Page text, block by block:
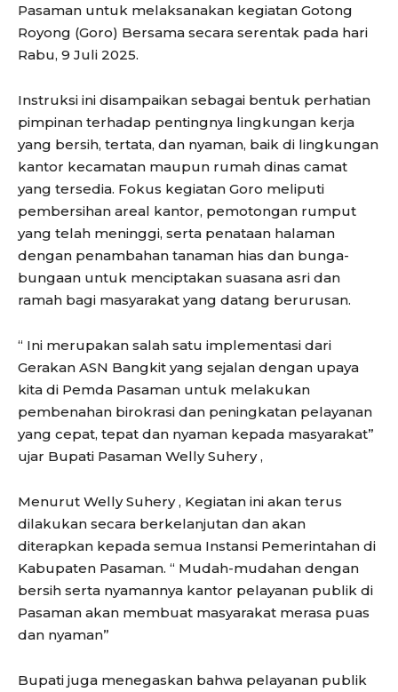
Pasaman untuk melaksanakan kegiatan Gotong
Royong (Goro) Bersama secara serentak pada hari
Rabu, 9 Juli 2025.
Instruksi ini disampaikan sebagai bentuk perhatian
pimpinan terhadap pentingnya lingkungan kerja
yang bersih, tertata, dan nyaman, baik di lingkungan
kantor kecamatan maupun rumah dinas camat
yang tersedia. Fokus kegiatan Goro meliputi
pembersihan areal kantor, pemotongan rumput
yang telah meninggi, serta penataan halaman
dengan penambahan tanaman hias dan bunga-
bungaan untuk menciptakan suasana asri dan
ramah bagi masyarakat yang datang berurusan.
“ Ini merupakan salah satu implementasi dari
Gerakan ASN Bangkit yang sejalan dengan upaya
kita di Pemda Pasaman untuk melakukan
pembenahan birokrasi dan peningkatan pelayanan
yang cepat, tepat dan nyaman kepada masyarakat”
ujar Bupati Pasaman Welly Suhery ,
Menurut Welly Suhery , Kegiatan ini akan terus
dilakukan secara berkelanjutan dan akan
diterapkan kepada semua Instansi Pemerintahan di
Kabupaten Pasaman. “ Mudah-mudahan dengan
bersih serta nyamannya kantor pelayanan publik di
Pasaman akan membuat masyarakat merasa puas
dan nyaman”
Bupati juga menegaskan bahwa pelayanan publik